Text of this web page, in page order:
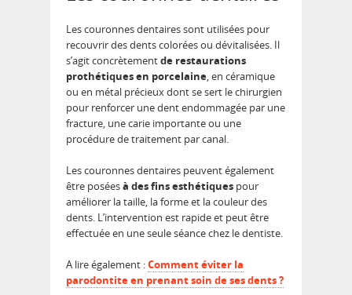
Les couronnes dentaires sont utilisées pour
recouvrir des dents colorées ou dévitalisées. Il
s’agit concrètementde restaurations
prothétiquesen porcelaine, en céramique
ou en métal précieux dont se sert le chirurgien
pour renforcer une dent endommagée par une
fracture, une carie importante ou une
procédure de traitement par canal.
Les couronnes dentaires peuvent également
être poséesà des fins esthétiques pour
améliorer la taille, la forme et la couleur des
dents. L’intervention est rapide et peut être
effectuée en une seule séance chez le dentiste.
A lire également :Comment éviter la
parodontite en prenant soin de ses dents ?